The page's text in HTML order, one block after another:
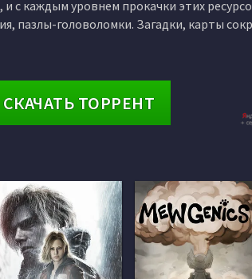
с каждым уровнем прокачки этих
пазлы-головоломки. Загадки, карты
СКАЧАТЬ ТОРРЕНТ